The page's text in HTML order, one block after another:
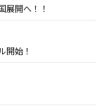
展開へ！！
開始！